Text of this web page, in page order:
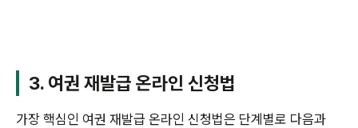
3. 여권 재발급 온라인 신청법
가장 핵심인 여권 재발급 온라인 신청법은 단계별로 다음과